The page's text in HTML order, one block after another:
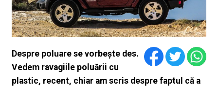
Despre poluare se vorbește des.
Vedem ravagiile poluării cu
plastic, recent, chiar am scris despre faptul că a